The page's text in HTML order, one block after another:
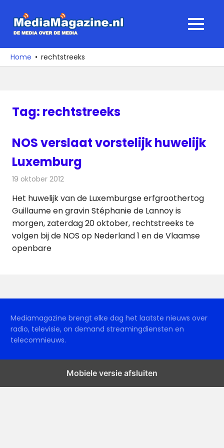
naar
media
over
MENU
Home rechtstreeks
Tag: rechtstreeks
NOS verslaat vorstelijk huwelijk
Luxemburg
19 oktober 2012
Het huwelijk van de Luxemburgse erfgroothertog
Guillaume en gravin Stéphanie de Lannoy is
morgen, zaterdag 20 oktober, rechtstreeks te
volgen bij de NOS op Nederland 1 en de Vlaamse
openbare
Mediamagazine brengt elke dag het laatste nieuws over
radio, televisie, on demand streamingdiensten en
telecomnieuws.
Mobiele versie afsluiten